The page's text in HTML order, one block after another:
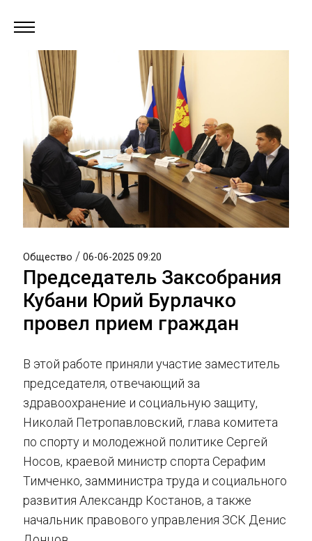
Общество / 06-06-2025 09:20
Председатель Заксобрания
Кубани Юрий Бурлачко
провел прием граждан
В этой работе приняли участие заместитель
председателя, отвечающий за
здравоохранение и социальную защиту,
Николай Петропавловский, глава комитета
по спорту и молодежной политике Сергей
Носов, краевой министр спорта Серафим
Тимченко, замминистра труда и социального
развития Александр Костанов, а также
начальник правового управления ЗСК Денис